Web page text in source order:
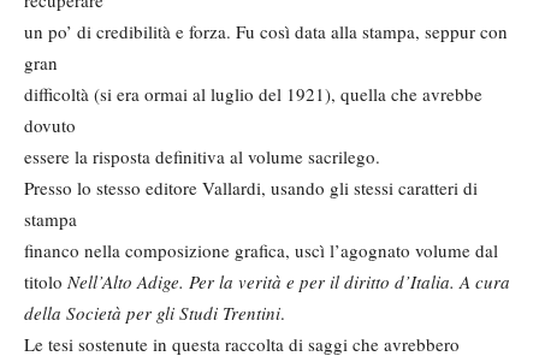
un po’ di credibilità e forza. Fu così data alla stampa, seppur con
gran
difficoltà (si era ormai al luglio del 1921), quella che avrebbe
dovuto
essere la risposta definitiva al volume sacrilego.
Presso lo stesso editore Vallardi, usando gli stessi caratteri di
stampa
financo nella composizione grafica, uscì l’agognato volume dal
titolo Nell’Alto Adige. Per la verità e per il diritto d’Italia. A cura
della Società per gli Studi Trentini.
Le tesi sostenute in questa raccolta di saggi che avrebbero